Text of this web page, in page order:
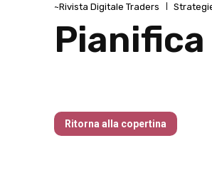
~Rivista Digitale Traders
Ritorna alla copertina